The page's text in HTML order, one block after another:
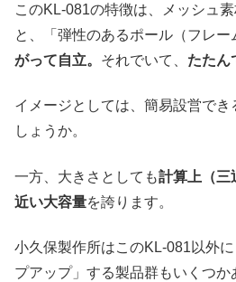
このKL-081の特徴は、メッシュ
と、「弾性のあるポール（フレー
がって自立。 それでいて、 たたん
イメージとしては、簡易設営で
しょうか。
一方、大きさとしても計算上（三
近い大容量を誇ります。
小久保製作所はこのKL-081以外
プアップ」する製品群もいくつか